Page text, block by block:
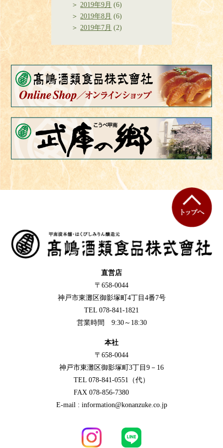
2019年9月 (6)
2019年8月 (6)
2019年7月 (2)
直営店
〒658-0044
神戸市東灘区御影塚町4丁目4番7号
TEL 078-841-1821
営業時間 9:30～18:30
本社
〒658-0044
神戸市東灘区御影塚町3丁目9－16
TEL 078-841-0551（代）
FAX 078-856-7380
E-mail : information@konanzuke.co.jp